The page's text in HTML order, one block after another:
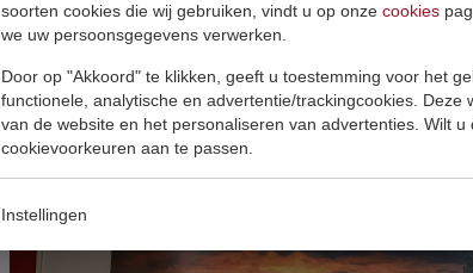
soorten cookies die wij gebruiken, vindt u op onze cookies
we uw persoonsgegevens verwerken.
Door op "Akkoord" te klikken, geeft u toestemming voor het
functionele, analytische en advertentie/trackingcookies. Deze
van de website en het personaliseren van advertenties. Wilt
cookievoorkeuren aan te passen.
Instellingen